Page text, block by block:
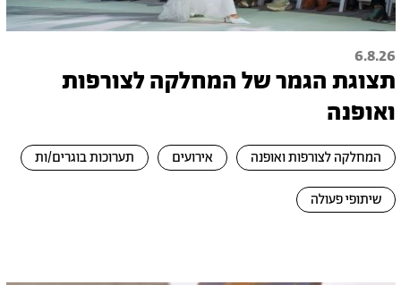
6.8.26
תצוגת הגמר של המחלקה לצורפות
ואופנה
המחלקה לצורפות ואופנה אירועים תערוכות בוגרים/ות
שיתופי פעולה